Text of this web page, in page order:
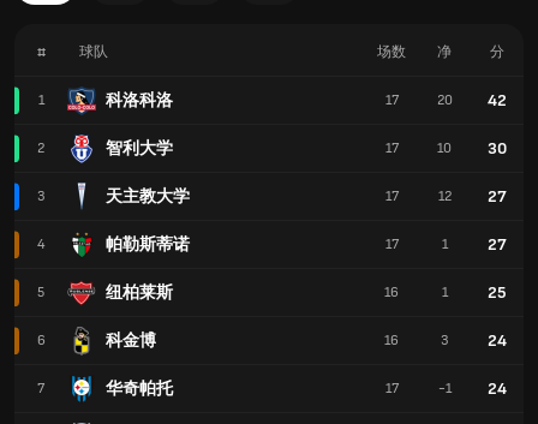
# 球队
1 科洛科洛
2 智利大学
3 天主教大学
4 帕勒斯蒂诺
5 纽柏莱斯
6 科金博
7 华奇帕托
场数 净 分
17 20 42
17 10 30
17 12 27
17 1 27
16 1 25
16 3 24
17 -1 24